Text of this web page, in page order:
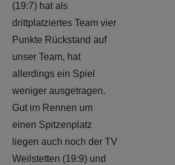
(19:7) hat als
drittplatziertes Team vier
Punkte Rückstand auf
unser Team, hat
allerdings ein Spiel
weniger ausgetragen.
Gut im Rennen um
einen Spitzenplatz
liegen auch noch der TV
Weilstetten (19:9) und